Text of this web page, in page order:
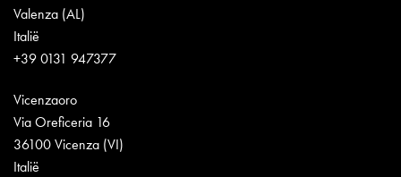
Valenza (AL)
Italië
+39 0131 947377
Vicenzaoro
Via Oreficeria 16
36100 Vicenza (VI)
Italië